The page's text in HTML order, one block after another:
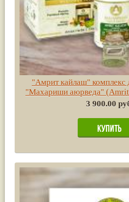
"Амрит кайлаш" комплекс
"Махариши аюрведа"
3 900.00